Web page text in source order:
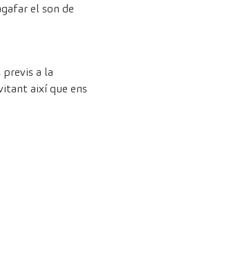
el son de
a la
així que ens